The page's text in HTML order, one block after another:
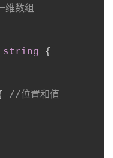
数组
string
{
//位置和值